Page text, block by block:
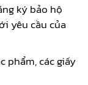
ký bảo hộ
yêu cầu của
phẩm, các giấy